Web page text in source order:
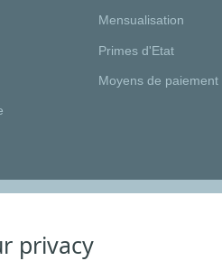
Mensualisation
Primes d'Etat
Moyens de paiement
privacy